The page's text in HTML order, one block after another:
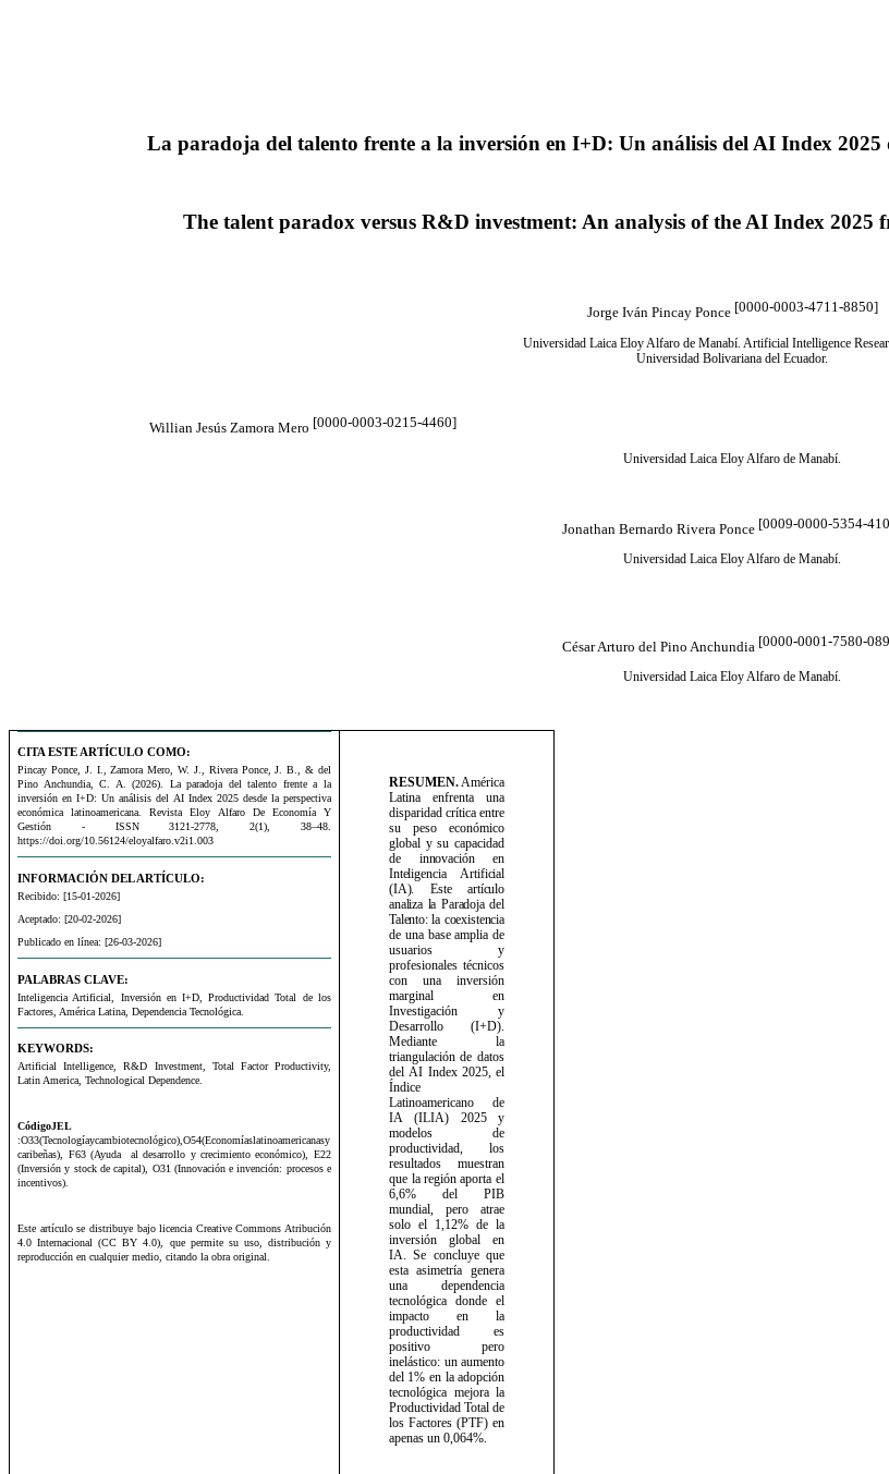
La paradoja del talento frente a la inversión en I+D: Un análisis del AI Index 2025
The talent paradox versus R&D investment: An analysis of the AI Index 2025
Jorge Iván Pincay Ponce [0000-0003-4711-8850]
Universidad Laica Eloy Alfaro de Manabí. Artificial Intelligence
Universidad Bolivariana del Ecuador.
Willian Jesús Zamora Mero [0000-0003-0215-4460]
Universidad Laica Eloy Alfaro de Manabí.
Jonathan Bernardo Rivera Ponce [0009-0000-5354-
Universidad Laica Eloy Alfaro de Manabí.
César Arturo del Pino Anchundia [0000-0001-7580-
Universidad Laica Eloy Alfaro de Manabí.
CITA ESTE ARTÍCULO COMO:
Pincay Ponce, J. I., Zamora Mero, W. J., Rivera Ponce, J. B., & del
Pino Anchundia, C. A. (2026). La paradoja del talento frente a la
inversión en I+D: Un análisis del AI Index 2025 desde la perspectiva
económica latinoamericana. Revista Eloy Alfaro De Economía Y
Gestión - ISSN 3121-2778, 2(1), 38–48.
https://doi.org/10.56124/eloyalfaro.v2i1.003
INFORMACIÓN DEL ARTÍCULO:
Recibido: [15-01-2026]
Aceptado: [20-02-2026]
Publicado en línea: [26-03-2026]
PALABRAS CLAVE:
Inteligencia Artificial, Inversión en I+D, Productividad Total de los
Factores, América Latina, Dependencia Tecnológica.
KEYWORDS:
Artificial Intelligence, R&D Investment, Total Factor Productivity,
Latin America, Technological Dependence.
CódigoJEL
:O33(Tecnologíaycambiotecnológico),O54(Economíaslatinoamericanasy
caribeñas), F63 (Ayuda al desarrollo y crecimiento económico), E22
(Inversión y stock de capital), O31 (Innovación e invención: procesos e
incentivos).
Este artículo se distribuye bajo licencia Creative Commons Atribución
4.0 Internacional (CC BY 4.0), que permite su uso, distribución y
reproducción en cualquier medio, citando la obra original.
RESUMEN.América
Latina enfrenta una
disparidad crítica entre
su peso económico
global y su capacidad
de innovación
en
Inteligencia
Artificial
(IA).
Este artículo
analiza la Paradoja del
Talento: la coexistencia
de una base amplia de
usuarios
y
profesionales técnicos
con
una
inversión
marginal
en
Investigación y
Desarrollo
(I+D).
Mediante
la
triangulación de datos
del AI Index 2025, el
Índice
Latinoamericano de
IA
(ILIA) 2025
y
modelos
de
productividad,
los
resultados
muestran
que la región aporta el
6,6% del
PIB
mundial,
pero
atrae
solo el 1,12% de la
inversión
global
en
IA.
Se concluye que
esta asimetría genera
una
dependencia
tecnológica donde el
impacto
en
la
productividad es
positivo pero
inelástico: un aumento
del 1% en la adopción
tecnológica mejora la
Productividad Total de
los Factores (PTF) en
apenas un 0,064%.